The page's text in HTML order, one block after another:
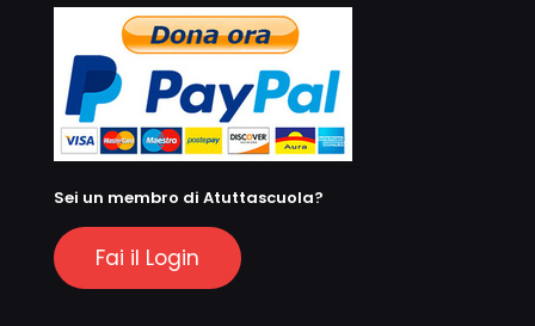
Sei un membro di Atuttascuola?
Fai il Login